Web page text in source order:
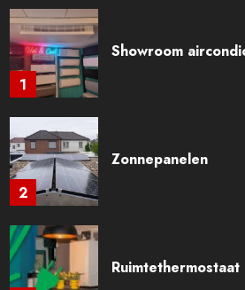
1
Showroom
2
Zonnepanelen
Ruimtethermostaat